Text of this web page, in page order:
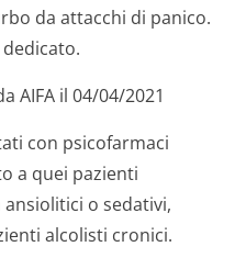
da attacchi di panico.
AIFA il 04/04/2021
con psicofarmaci
a quei pazienti
o sedativi,
alcolisti cronici.